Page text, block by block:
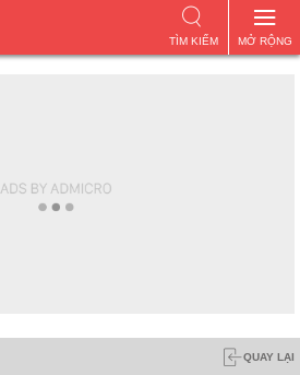
MỞ RỘNG
TÌM KIẾM
QUAY LẠI